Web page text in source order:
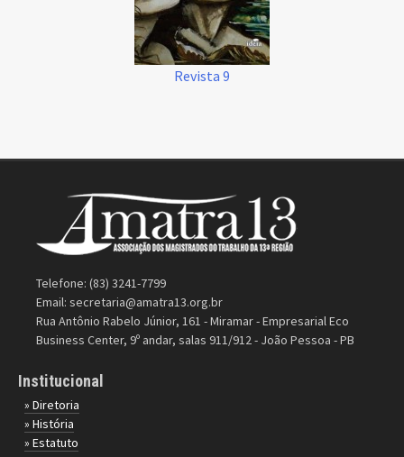
Revista 9
Telefone: (83) 3241-7799
Email: secretaria@amatra13.org.br
Rua Antônio Rabelo Júnior, 161 - Miramar - Empresarial Eco
Business Center, 9º andar, salas 911/912 - João Pessoa - PB
Institucional
» Diretoria
» História
» Estatuto